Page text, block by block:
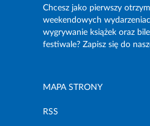
Chcesz jako pierwszy
weekendowych
wygrywanie książek oraz
festiwale? Zapisz się do
MAPA STRONY
RSS